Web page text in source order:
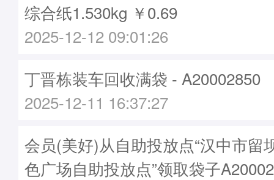
综合纸1.530kg ￥0.69
2025-12-12 09:01:26
丁晋栋装车回收满袋 - A20002850
2025-12-11 16:37:27
会员(美好)从自助投放点“汉中市留
色广场自助投放点”领取袋子